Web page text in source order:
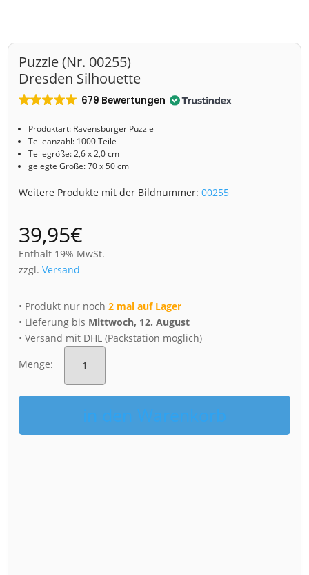
Puzzle (Nr. 00255)
Dresden Silhouette
679 Bewertungen
Produktart: Ravensburger Puzzle
Teileanzahl: 1000 Teile
Teilegröße: 2,6 x 2,0 cm
gelegte Größe: 70 x 50 cm
Weitere Produkte mit der Bildnummer:00255
39,95€
Enthält 19% MwSt.
zzgl.Versand
• Produkt nur noch2 mal auf Lager
• Lieferung bis Mittwoch, 12. August
• Versand mit DHL (Packstation möglich)
Menge:
Puzzle
Dresden
Mengein den Warenkorb